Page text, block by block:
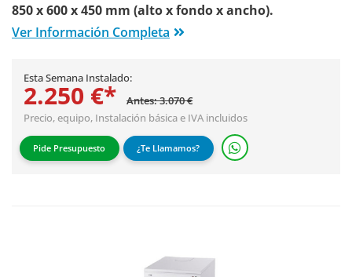
850 x 600 x 450 mm (alto x fondo x ancho).
Ver Información Completa
Esta Semana Instalado:
2.250 €*
Antes: 3.070 €
Precio, equipo, Instalación básicae IVA incluidos
Pide Presupuesto ¿Te Llamamos?